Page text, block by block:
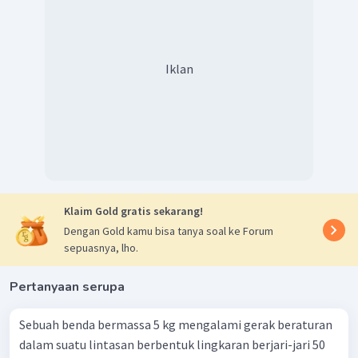
Iklan
Klaim Gold gratis sekarang!
Dengan Gold kamu bisa tanya soal ke Forum
sepuasnya, lho.
Pertanyaan serupa
Sebuah benda bermassa 5 kg mengalami gerak beraturan
dalam suatu lintasan berbentuk lingkaran berjari-jari 50